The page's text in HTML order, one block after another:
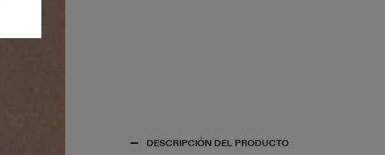
DESCRIPCIÓN DEL PRODUCTO